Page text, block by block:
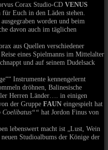
Corax Studio-CD VENUS
Euch in den Läden stehen.
worden und beim
davon auch im täglichen
aus Quellen verschiedener
eines Spielmanns im Mittelalter
und auf seinem Dudelsack
Instrumente kennengelernt
dröhnen, Balinesische
Herren Länder…. in einigen
der Gruppe FAUN eingespielt hat
Coelibatus““ hat Jordon Finus von
lebenswert macht ist „Lust, Wein
Studioalbums der Könige der